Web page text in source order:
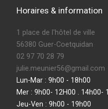
Horaires & information
1 place de l'hôtel de ville
56380 Guer-Coetquidan
02 97 70 28 79
julie.meunier56@gmail.com
Lun-Mar : 9h00 - 18h00
Mer : 9h00- 12H00 . 14h00-
Jeu-Ven : 9h00 - 19h00